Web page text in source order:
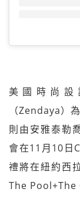
美國時尚設
（Zendaya）
則由安雅泰勒
會在11月10日
禮將在紐約西
The Pool+The